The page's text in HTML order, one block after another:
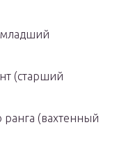
(старший
ранга (вахтенный